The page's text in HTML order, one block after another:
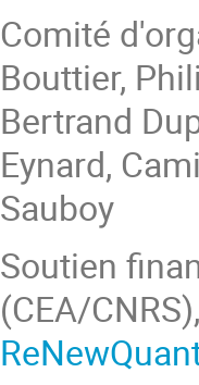
Comité
Bouttier,
Bertrand
Eynard,
Sauboy
Soutien
(CEA/